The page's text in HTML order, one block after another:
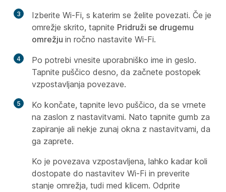
3
Izberite Wi-Fi, s katerim se želite povezati. Če je
omrežje skrito, tapnite Pridruži se drugemu
omrežju in ročno nastavite Wi-Fi.
4
Po potrebi vnesite uporabniško ime in geslo.
Tapnite puščico desno, da začnete postopek
vzpostavljanja povezave.
5
Ko končate, tapnite levo puščico, da se vrnete
na zaslon z nastavitvami. Nato tapnite gumb za
zapiranje ali nekje zunaj okna z nastavitvami, da
ga zaprete.
Ko je povezava vzpostavljena, lahko kadar koli
dostopate do nastavitev Wi-Fi in preverite
stanje omrežja, tudi med klicem. Odprite